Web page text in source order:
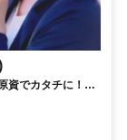
資でカタチに！最